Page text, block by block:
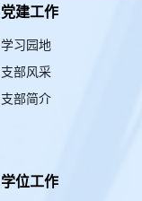
党建工作
学习园地
支部风采
支部简介
学位工作